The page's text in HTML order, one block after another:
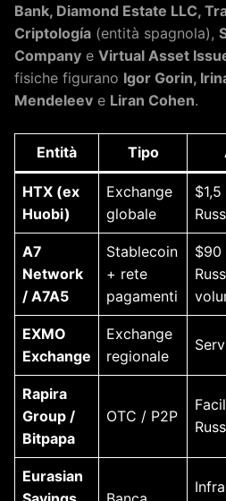
Bank, Diamond Estate LLC,
Criptología (entità spagnola),
Company e Virtual Asset
fisiche figurano Igor Gorin,
Mendeleev e Liran Cohen.
Entità Tipo
HTX (ex
Huobi)
Exchange
globale
A7
Network
/ A7A5
Stablecoin
+ rete
pagamenti
$90
EXMO
Exchange
Exchange
regionale
Rapira
Group /
Bitpapa
OTC / P2P
Eurasian